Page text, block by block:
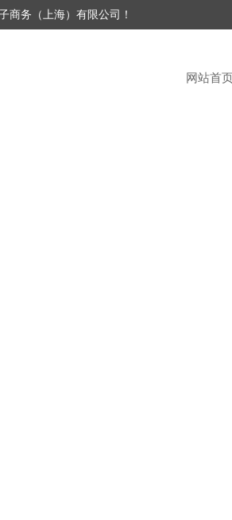
商务（上海）有限公司！
网站首